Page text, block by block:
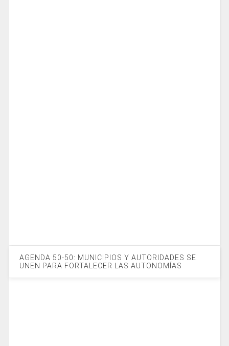
AGENDA 50-50: MUNICIPIOS Y AUTORIDADES SE
UNEN PARA FORTALECER LAS AUTONOMÍAS